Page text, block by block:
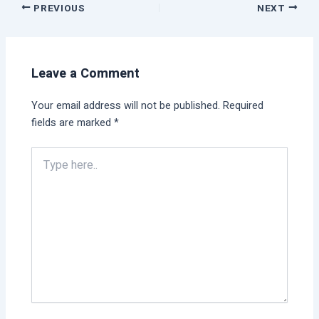
PREVIOUS NEXT
Leave a Comment
Your email address will not be published. Required
fields are marked*
here..